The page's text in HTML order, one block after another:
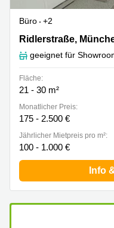
Büro
+2
Ridlerstraße 31C,
Ridlerstraße,
geeignet für
Fläche:
21 - 30 m²
Monatlicher Preis:
175 - 2.500 €
Jährlicher Mietpreis pro m²:
100 - 1.000 €
Info